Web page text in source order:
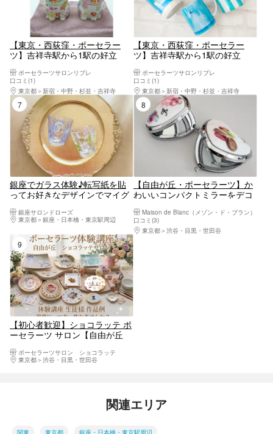
【東京・西荻窪・ポーセラー
ツ】吉祥寺駅から1駅の好立
ポーセラーツサロンリブレ
口コミ(1)
東京都
新宿・中野・杉並・吉祥寺
【東京・西荻窪・ポーセラー
ツ】吉祥寺駅から1駅の好立
ル飛行機マグカップ（1個）
ポーセラーツサロンリブレ
口コミ(1)
東京都
新宿・中野・杉並・吉祥寺
7位
銀座でガラス体験♪転写紙を貼
ってお好きなデザインでマイグ
クセス◎ご家族、カップル、女
性同士で◎
銀座サロンドローズ
東京都
銀座・日本橋・東京駅周辺
8位
【自由が丘・ポーセラーツ】か
わいいコンパクトミラーをデコ
Maison de Blanc（メゾン・ド・ブラン）
口コミ(3)
東京都
渋谷・目黒・世田谷
9位
【初心者歓迎】ショコラッテ ポ
ーセラーツ サロン【自由が丘
「プレート」や「マグカップ」
を作りませんか のプラン詳細
ポーセラーツサロン ショコラッテ
東京都
渋谷・目黒・世田谷
関連エリア
関東 東京都 銀座・日本橋・東京駅周辺